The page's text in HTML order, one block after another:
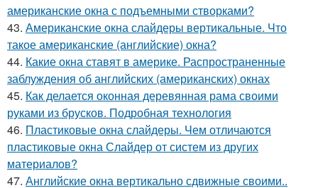
американские окна с подъемными створками?
43. Американские окна слайдеры вертикальные. Что
такое американские (английские) окна?
44. Какие окна ставят в америке. Распространенные
заблуждения об английских (американских) окнах
45. Как делается оконная деревянная рама своими
руками из брусков. Подробная технология
46. Пластиковые окна слайдеры. Чем отличаются
пластиковые окна Слайдер от систем из других
материалов?
47. Английские окна вертикально сдвижные своими..